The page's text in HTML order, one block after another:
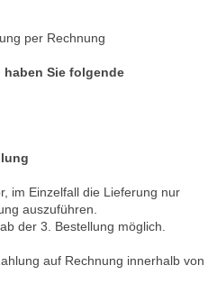
per Rechnung
Sie folgende
im Einzelfall die Lieferung nur
auszuführen.
ab der 3. Bestellung möglich.
auf Rechnung innerhalb von